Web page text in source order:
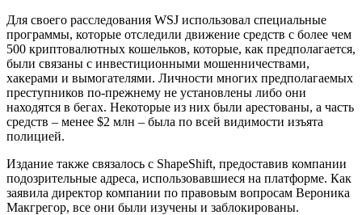
Для своего расследования WSJ использовал специальные
программы, которые отследили движение средств с более чем
500 криптовалютных кошельков, которые, как предполагается,
были связаны с инвестиционными мошенничествами,
хакерами и вымогателями. Личности многих предполагаемых
преступников по-прежнему не установлены либо они
находятся в бегах. Некоторые из них были арестованы, а часть
средств – менее $2 млн – была по всей видимости изъята
полицией.
Издание также связалось с ShapeShift, предоставив компании
подозрительные адреса, использовавшиеся на платформе. Как
заявила директор компании по правовым вопросам Вероника
Макгрегор, все они были изучены и заблокированы.